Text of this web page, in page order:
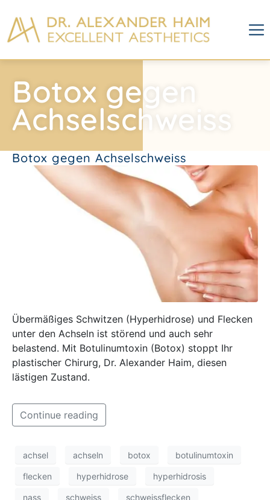
Botox gegen
Achselschweiss
Botox gegen Achselschweiss
Übermäßiges Schwitzen (Hyperhidrose) und Flecken
unter den Achseln ist störend und auch sehr
belastend. Mit Botulinumtoxin (Botox) stoppt Ihr
plastischer Chirurg, Dr. Alexander Haim, diesen
lästigen Zustand.
Continue reading
achsel achseln botox botulinumtoxin
flecken hyperhidrose hyperhidrosis
nass schweiss schweissflecken